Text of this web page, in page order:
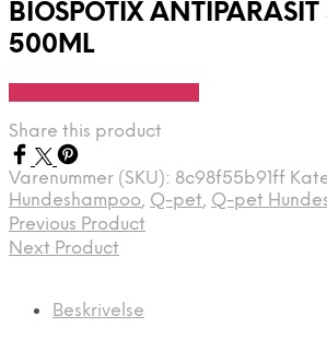
BIOSPOTIX ANTIPARASIT
500ML
Share this product
Varenummer (SKU): 8c98f55b91ff
Hundeshampoo, Q-pet, Q-pet
Previous Product
Next Product
Beskrivelse